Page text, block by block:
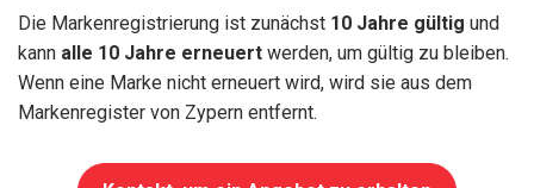
Die Markenregistrierung ist zunächst 10 Jahre gültig und
kann alle 10 Jahre erneuert werden, um gültig zu bleiben.
Wenn eine Marke nicht erneuert wird, wird sie aus dem
Markenregister von Zypern entfernt.